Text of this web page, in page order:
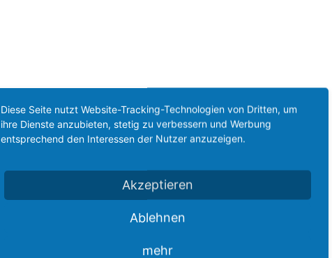
Diese Seite nutzt Website-Tracking-Technologien von Dritten, um
ihre Dienste anzubieten, stetig zu verbessern und Werbung
entsprechend den Interessen der Nutzer anzuzeigen.
Akzeptieren
Ablehnen
mehr